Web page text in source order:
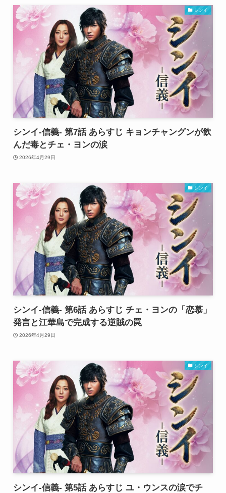
シンイ
シンイ-信義- 第7話 あらすじ キョンチャングンが飲
んだ毒とチェ・ヨンの涙
2026年4月29日
シンイ
シンイ-信義- 第6話 あらすじ チェ・ヨンの「恋慕」
発言と江華島で完成する逆賊の罠
2026年4月29日
シンイ
シンイ-信義- 第5話 あらすじ ユ・ウンスの涙でチ